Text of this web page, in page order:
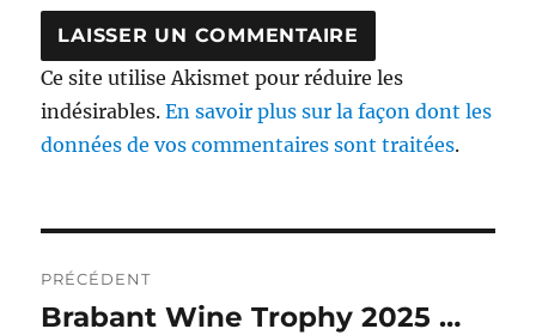
Ce site utilise Akismet pour réduire les
indésirables.En savoir plus sur la façon dont les
données de vos commentaires sont traitées.
de
PRÉCÉDENT
Publication
Brabant Wine Trophy 2025 …